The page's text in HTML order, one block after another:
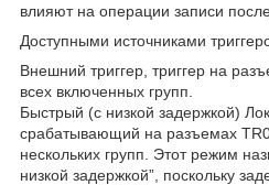
влияют на операции записи
Доступными источниками
Внешний триггер, триггер на
всех включенных групп.
Быстрый (с низкой задержкой)
срабатывающий на разъемах
нескольких групп. Этот режим
низкой задержкой”, поскольку